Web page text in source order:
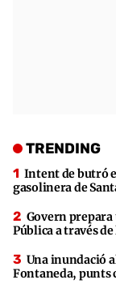
TRENDING
Intent de butró
gasolinera de
Govern prepara
Pública a través
Una inundació
Fontaneda, punts